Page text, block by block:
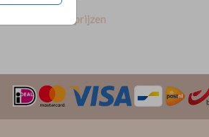
Formaten en prijzen